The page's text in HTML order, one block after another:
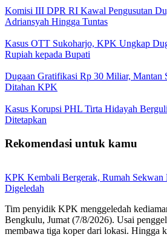
Komisi III DPR RI Kawal Pengusutan
Adriansyah Hingga Tuntas
Kasus OTT Sukoharjo, KPK Ungkap
Rupiah kepada Bupati
Dugaan Gratifikasi Rp 30 Miliar, Mantan
Ditahan KPK
Kasus Korupsi PHL Tirta Hidayah
Ditetapkan
Rekomendasi untuk kamu
KPK Kembali Bergerak, Rumah
Digeledah
Tim penyidik KPK menggeledah
Bengkulu, Jumat (7/8/2026). Usai
membawa tiga koper dari lokasi. Hingga